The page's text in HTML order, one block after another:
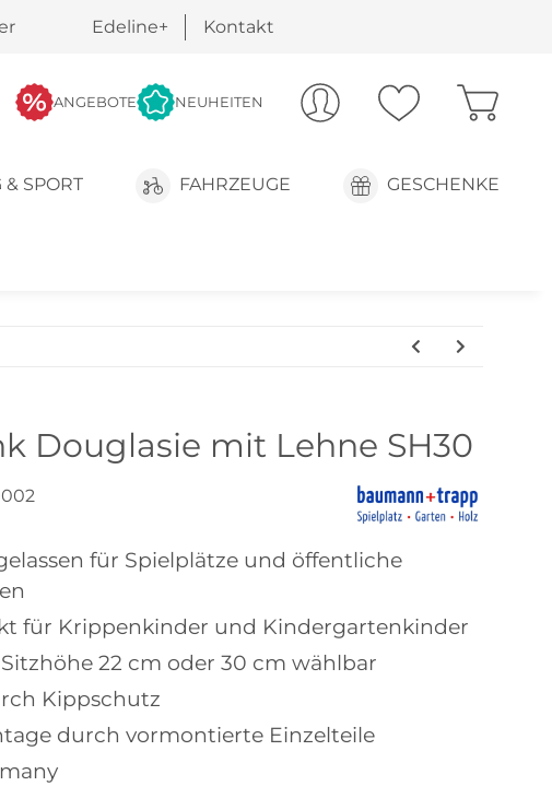
Edeline+ Kontakt
ANGEBOTE NEUHEITEN
SPORT FAHRZEUGE GESCHENKE
Douglasie mit Lehne SH30
für Spielplätze und öffentliche
für Krippenkinder und Kindergartenkinder
22 cm oder 30 cm wählbar
Kippschutz
durch vormontierte Einzelteile